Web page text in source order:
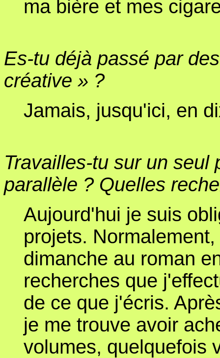
ma bière et mes
Es-tu déjà passé par
créative » ?
Jamais, jusqu'ici, en
Travailles-tu sur un seul
parallèle ? Quelles
Aujourd'hui je suis
projets.
dimanche au roman
recherches que
de ce que j'écris.
je me trouve avoir
volumes, quelquefois